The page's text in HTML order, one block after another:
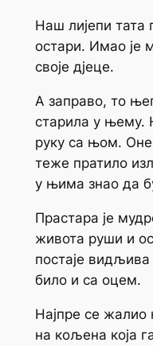
Наш лијепи тата
остари. Имао је
своје дјеце.
А заправо, то
старила у њему.
руку са њом.
теже пратило
у њима знао да
Прастара је
живота руши и
постаје видљива
било и са оцем.
Најпре се жалио
на кољена која